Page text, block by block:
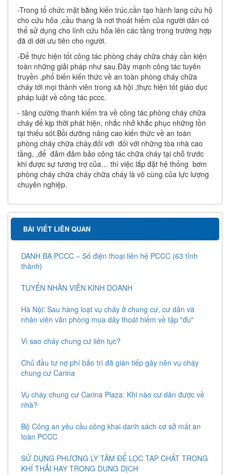
-Trong tổ chức mặt bằng kiến trúc,cần tạo hành lang cứu hộ
cho cứu hỏa ,cầu thang là nơi thoát hiểm của người dân có
thể sử dụng cho lính cứu hỏa lên các tầng trong trường hợp
đã di dời ưu tiên cho người.
-Để thực hiện tốt công tác phòng cháy chữa cháy cần kiện
toàn những giải pháp như sau.Đây mạnh công tác tuyên
truyền ,phổ biến kiến thức về an toàn phòng cháy chữa
cháy tới mọi thành viên trong xã hội ,thực hiện tốt giáo dục
pháp luật về công tác pccc.
- tăng cường thanh kiểm tra về công tác phòng cháy chữa
cháy để kịp thời phát hiện, nhắc nhở khắc phục những tồn
tại thiếu sót.Bồi dưỡng nâng cao kiến thức về an toàn
phòng cháy chữa cháy.đối với đối với những tòa nhà cao
tầng, ,để đảm đảm bảo công tác chữa cháy tại chỗ trước
khi được sự tương trợ của… thì việc lắp đặt hệ thống bơm
phòng cháy chữa cháy chữa cháy là vô cùng của lực lượng
chuyên nghiệp.
BÀI VIẾT LIÊN QUAN
DANH BẠ PCCC – Số điện thoại liên hệ PCCC (63 tỉnh
thành)
TUYỂN NHÂN VIÊN KINH DOANH
Hà Nội: Sau hàng loạt vụ cháy ở chung cư, cư dân và
nhân viên văn phòng mua dây thoát hiểm về tập "đu"
Vì sao cháy chung cư liên tục?
Chủ đầu tư nợ phí bảo trì đã gián tiếp gây nên vụ cháy
chung cư Carina
Vụ cháy chung cư Carina Plaza: Khi nào cư dân được về
nhà?
Bộ Công an yêu cầu công khai danh sách cơ sở mất an
toàn PCCC
SỬ DỤNG PHƯƠNG LY TÂM ĐỂ LỌC TẠP CHẤT TRONG
KHÍ THẢI HAY TRONG DUNG DỊCH